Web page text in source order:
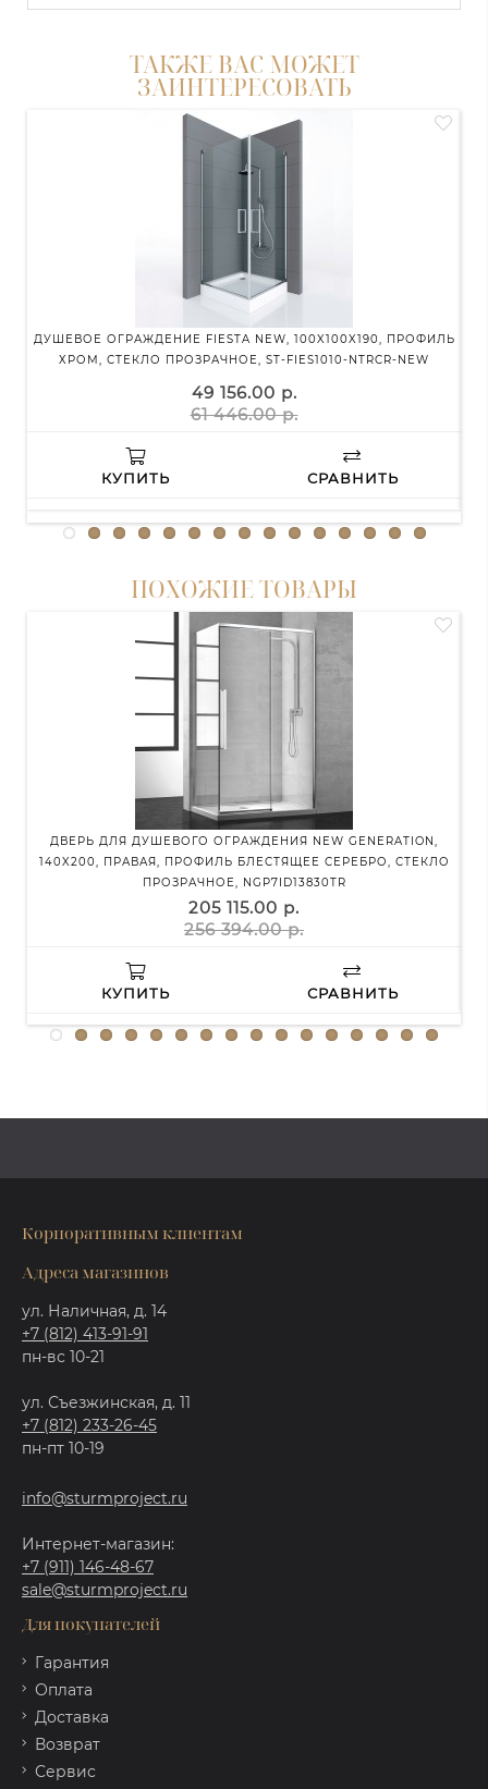
ТАКЖЕ ВАС МОЖЕТ
ЗАИНТЕРЕСОВАТЬ
ДУШЕВОЕ ОГРАЖДЕНИЕ FIESTA NEW, 100X100X190, ПРОФИЛЬ
ХРОМ, СТЕКЛО ПРОЗРАЧНОЕ, ST-FIES1010-NTRCR-NEW
49 156.00 р.
61 446.00 р.
КУПИТЬ СРАВНИТЬ
ПОХОЖИЕ ТОВАРЫ
ДВЕРЬ ДЛЯ ДУШЕВОГО ОГРАЖДЕНИЯ NEW GENERATION,
140X200, ПРАВАЯ, ПРОФИЛЬ БЛЕСТЯЩЕЕ СЕРЕБРО, СТЕКЛО
ПРОЗРАЧНОЕ, NGP7ID13830TR
205 115.00 р.
256 394.00 р.
КУПИТЬ СРАВНИТЬ
Корпоративным клиентам
Адреса магазинов
ул. Наличная, д. 14
+7 (812) 413-91-91
пн-вс 10-21
ул. Съезжинская, д. 11
+7 (812) 233-26-45
пн-пт 10-19
info@sturmproject.ru
Интернет-магазин:
+7 (911) 146-48-67
sale@sturmproject.ru
Для покупателей
Гарантия
Оплата
Доставка
Возврат
Сервис